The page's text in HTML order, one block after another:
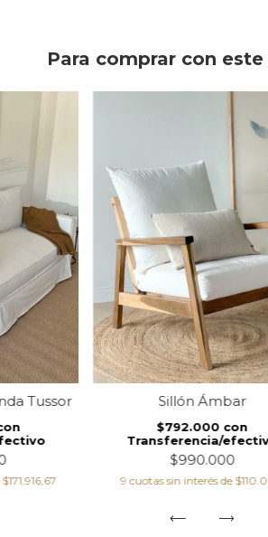
Para comprar con
Tussor
$171.916,67
Sillón Ámbar
$990.000
$792.000 con
Transferencia/
9 cuotas sin interés de